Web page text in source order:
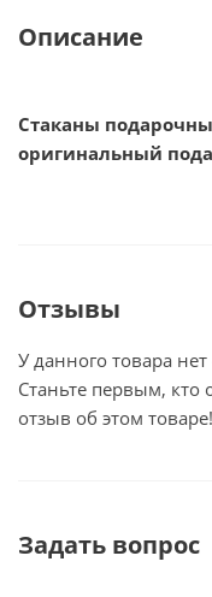
Описание
Стаканы
оригинальный
Отзывы
У данного товара
Станьте первым, кто
отзыв об этом товаре!
Задать вопрос